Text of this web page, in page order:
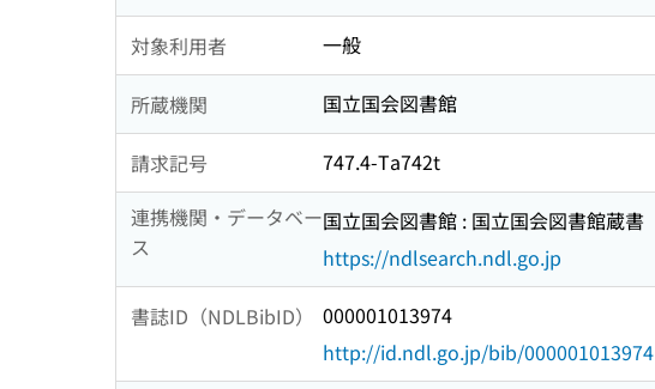
対象利用者 一般
所蔵機関 国立国会図書館
請求記号
747.4-Ta742t
連携機関・データベー
ス
国立国会図書館 : 国立国会図書館蔵書
https://ndlsearch.ndl.go.jp
書誌ID（NDLBibID）
000001013974
http://id.ndl.go.jp/bib/000001013974